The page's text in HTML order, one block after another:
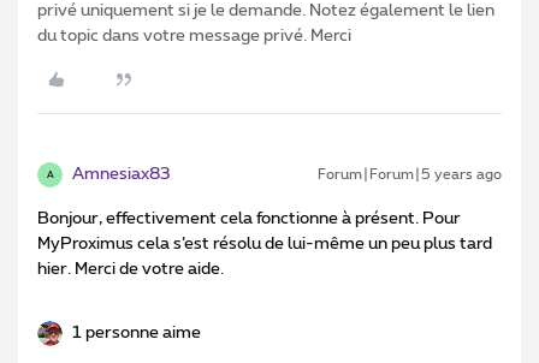
privé uniquement si je le demande. Notez également le lien
du topic dans votre message privé. Merci
A Amnesiax83 Forum|Forum|5 years ago
Bonjour, effectivement cela fonctionne à présent. Pour
MyProximus cela s’est résolu de lui-même un peu plus tard
hier. Merci de votre aide.
1 personne aime